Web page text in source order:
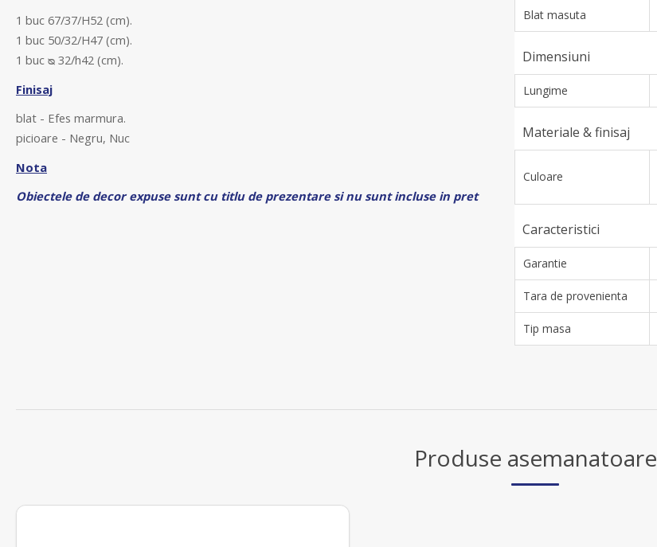
1 buc 67/37/H52 (cm).
1 buc 50/32/H47 (cm).
1 buc ᴓ 32/h42 (cm).
Finisaj
blat - Efes marmura.
picioare - Negru, Nuc
Nota
Obiectele de decor expuse sunt cu titlu de prezentare si nu sunt incluse in pret
Blat masuta
Dimensiuni
Lungime
Materiale & finisaj
Culoare
Caracteristici
Garantie
Tara de provenienta
Tip masa
Produse asemanatoare